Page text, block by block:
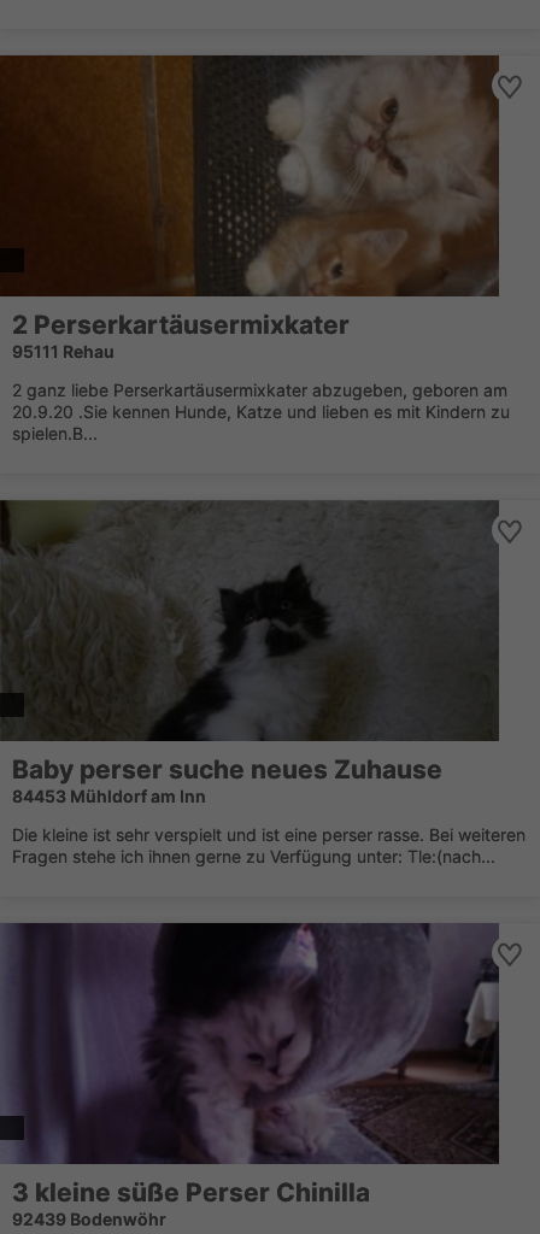
2 Perserkartäusermixkater
95111 Rehau
2 ganz liebe Perserkartäusermixkater abzugeben, geboren am
20.9.20 .Sie kennen Hunde, Katze und lieben es mit Kindern zu
spielen.B...
Baby perser suche neues Zuhause
84453 Mühldorf am Inn
Die kleine ist sehr verspielt und ist eine perser rasse. Bei weiteren
Fragen stehe ich ihnen gerne zu Verfügung unter: Tle:(nach...
3 kleine süße Perser Chinilla
92439 Bodenwöhr